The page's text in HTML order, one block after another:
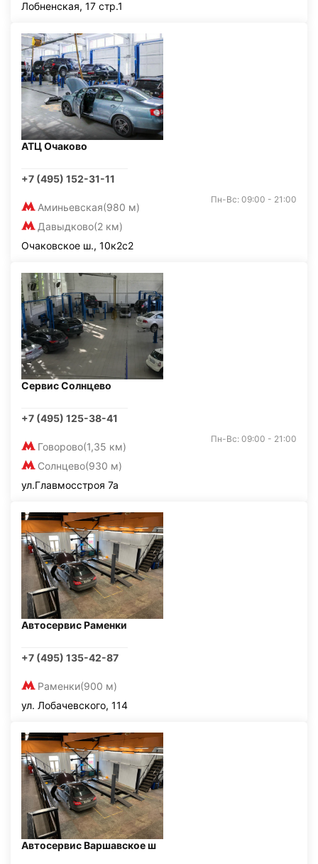
Лобненская, 17 стр.1
АТЦ Очаково
+7 (495) 152-31-11
Аминьевская(980 м)
Давыдково(2 км)
Пн-Вс: 09:00 - 21:00
Очаковское ш., 10к2с2
Сервис Солнцево
+7 (495) 125-38-41
Говорово(1,35 км)
Солнцево(930 м)
Пн-Вс: 09:00 - 21:00
ул.Главмосстроя 7а
Автосервис Раменки
+7 (495) 135-42-87
Раменки(900 м)
ул. Лобачевского, 114
Автосервис Варшавское ш